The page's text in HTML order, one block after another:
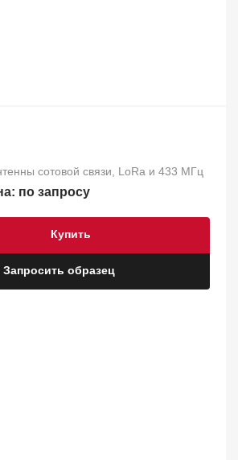
сотовой связи, LoRa и 433 МГц
по запросу
Запросить образец
Купить